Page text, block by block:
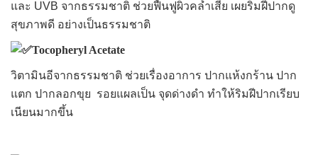
และ UVB จากธรรมชาติ ช่วยฟื้นฟูผิวคล้ำเสีย เผยริมฝีปากดู
สุขภาพดี อย่างเป็นธรรมชาติ
Tocopheryl Acetate
วิตามินอีจากธรรมชาติ ช่วยเรื่องอาการ ปากแห้งกร้าน ปาก
แตก ปากลอกขุย รอยแผลเป็น จุดด่างดำ ทำให้ริมฝีปากเรียบ
เนียนมากขึ้น